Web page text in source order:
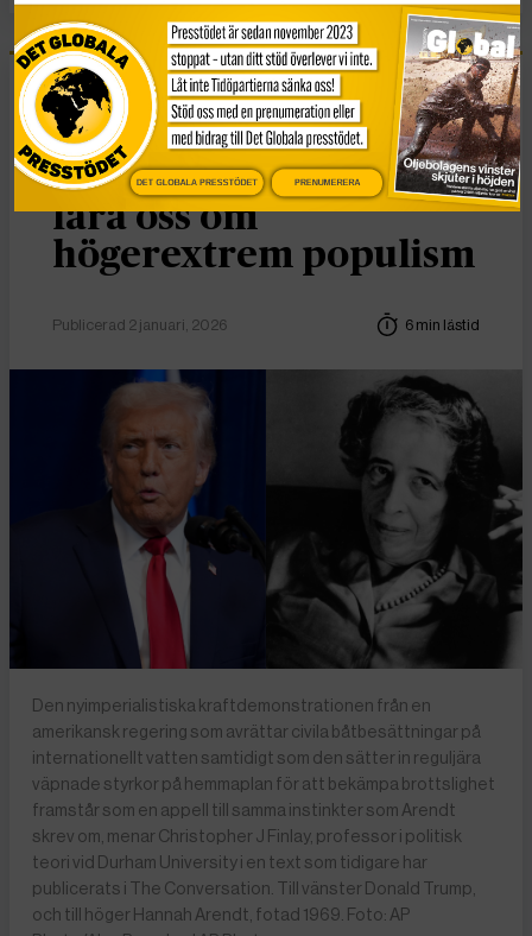
Essä
Vad Hanna Arendt kan
lära oss om
högerextrem populism
Publicerad 2 januari, 2026 6 min lästid
Den nyimperialistiska kraftdemonstrationen från en
amerikansk regering som avrättar civila båtbesättningar på
internationellt vatten samtidigt som den sätter in reguljära
väpnade styrkor på hemmaplan för att bekämpa brottslighet
framstår som en appell till samma instinkter som Arendt
skrev om, menar Christopher J Finlay, professor i politisk
teori vid Durham University i en text som tidigare har
publicerats i The Conversation. Till vänster Donald Trump,
och till höger Hannah Arendt, fotad 1969. Foto: AP
DET GLOBALA PRESSTÖDET PRENUMERERA